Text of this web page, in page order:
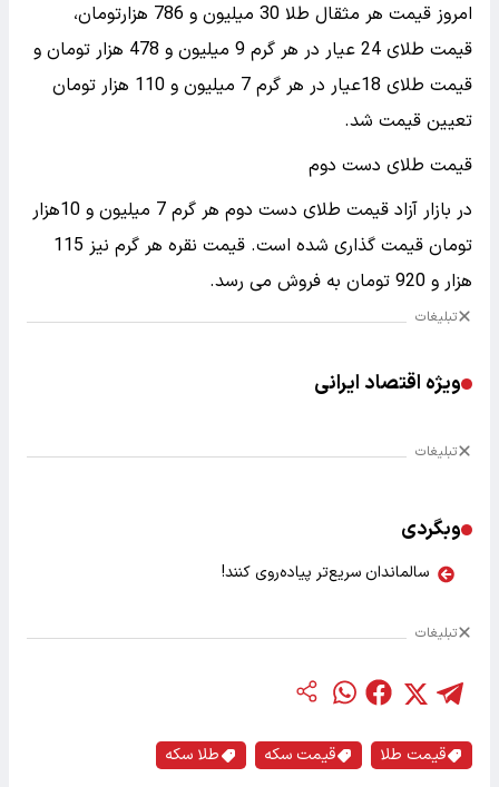
امروز قیمت هر مثقال طلا 30 میلیون و 786 هزارتومان،
قیمت طلای 24 عیار در هر گرم 9 میلیون و 478 هزار تومان و
قیمت طلای 18عیار در هر گرم 7 میلیون و 110 هزار تومان
تعیین قیمت شد.
قیمت طلای دست دوم
در بازار آزاد قیمت طلای دست دوم هر گرم 7 میلیون و 10هزار
تومان قیمت گذاری شده است. قیمت نقره هر گرم نیز 115
هزار و 920 تومان به فروش می رسد.
تبلیغات
ویژه اقتصاد ایرانی
تبلیغات
وبگردی
سالماندان سریع‌تر پیاده‌روی کنند!
تبلیغات
قیمت طلا قیمت سکه طلا سکه